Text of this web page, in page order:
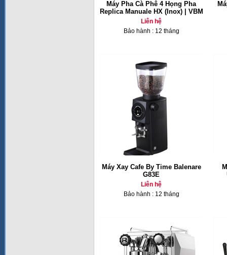
Máy Pha Cà Phê 4 Họng Pha
Replica Manuale HX (Inox) | VBM
Liên hệ
Bảo hành : 12 tháng
Máy Xay Cafe By Time Balenare
G83E
Liên hệ
Bảo hành : 12 tháng